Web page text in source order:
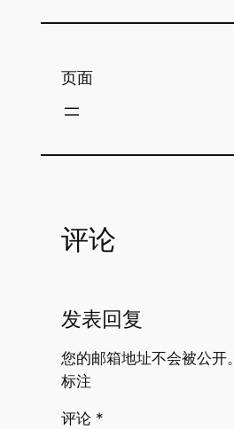
页面
评论
发表回复
您的邮箱地址不会被公开。
标注
评论 *